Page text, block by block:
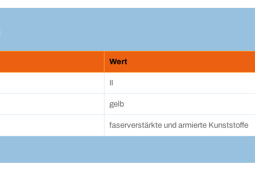
Wert
gelb
faserverstärkte und armierte Kunststoffe